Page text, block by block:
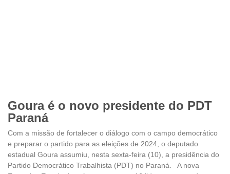
Goura é o novo presidente do PDT
Paraná
Com a missão de fortalecer o diálogo com o campo democrático
e preparar o partido para as eleições de 2024, o deputado
estadual Goura assumiu, nesta sexta-feira (10), a presidência do
Partido Democrático Trabalhista (PDT) no Paraná. A nova